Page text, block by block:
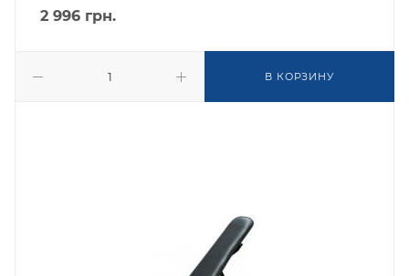
2 996 грн.
В КОРЗИНУ